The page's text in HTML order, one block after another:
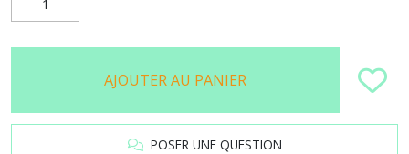
AJOUTER AU PANIER
POSER UNE QUESTION